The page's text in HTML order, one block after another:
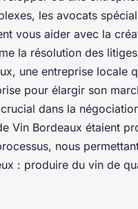
les avocats
vous aider avec la
la résolution des
une entreprise locale
pour élargir son
dans la
Vin Bordeaux étaient
nous
: produire du vin de